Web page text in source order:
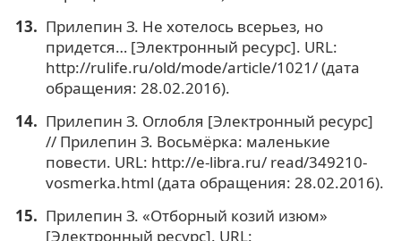
Прилепин З. Не хотелось всерьез, но
придется… [Электронный ресурс]. URL:
http://rulife.ru/old/mode/article/1021/ (дата
обращения: 28.02.2016).
Прилепин З. Оглобля [Электронный ресурс]
// Прилепин З. Восьмёрка: маленькие
повести. URL: http://e-libra.ru/ read/349210-
vosmerka.html (дата обращения: 28.02.2016).
Прилепин З. «Отборный козий изюм»
[Электронный ресурс]. URL: